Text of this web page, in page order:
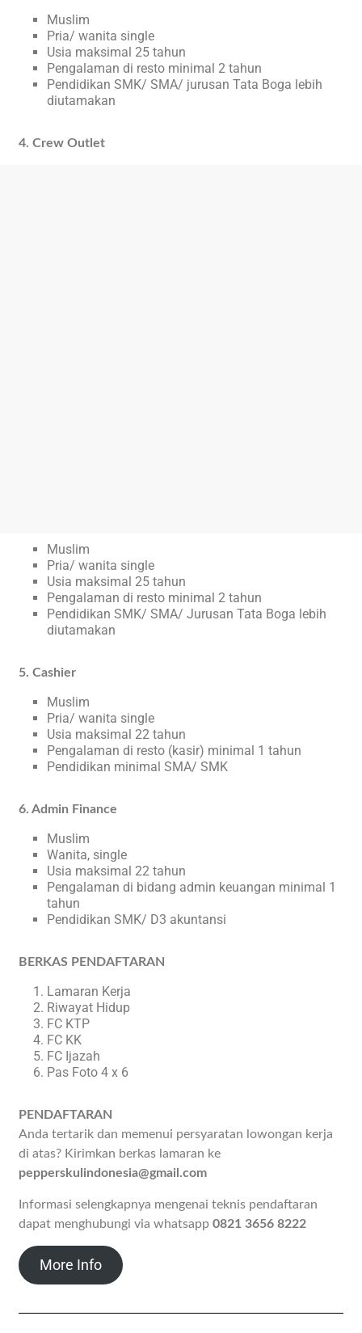
Muslim
Pria/ wanita single
Usia maksimal 25 tahun
Pengalaman di resto minimal 2 tahun
Pendidikan SMK/ SMA/ jurusan Tata Boga lebih
diutamakan
4. Crew Outlet
Muslim
Pria/ wanita single
Usia maksimal 25 tahun
Pengalaman di resto minimal 2 tahun
Pendidikan SMK/ SMA/ Jurusan Tata Boga lebih
diutamakan
5. Cashier
Muslim
Pria/ wanita single
Usia maksimal 22 tahun
Pengalaman di resto (kasir) minimal 1 tahun
Pendidikan minimal SMA/ SMK
6. Admin Finance
Muslim
Wanita, single
Usia maksimal 22 tahun
Pengalaman di bidang admin keuangan minimal 1
tahun
Pendidikan SMK/ D3 akuntansi
BERKAS PENDAFTARAN
Lamaran Kerja
Riwayat Hidup
FC KTP
FC KK
FC Ijazah
Pas Foto 4 x 6
PENDAFTARAN
Anda tertarik dan memenui persyaratan lowongan kerja
di atas? Kirimkan berkas lamaran ke
pepperskulindonesia@gmail.com
Informasi selengkapnya mengenai teknis pendaftaran
dapat menghubungi via whatsapp0821 3656 8222
More Info